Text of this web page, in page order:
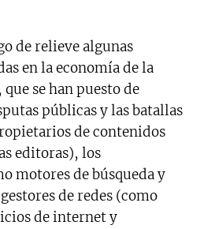
de relieve algunas
en la economía de la
se han puesto de
públicas y las batallas
de contenidos
editoras), los
motores de búsqueda y
de redes (como
de internet y